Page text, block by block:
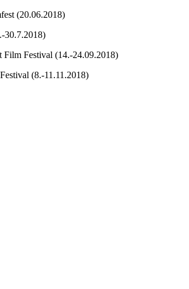
(20.06.2018)
30.7.2018)
Film Festival (14.-24.09.2018)
(8.-11.11.2018)